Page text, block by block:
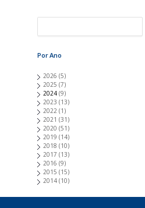
Por Ano
2026 (5)
2025 (7)
2024 (9)
2023 (13)
2022 (1)
2021 (31)
2020 (51)
2019 (14)
2018 (10)
2017 (13)
2016 (9)
2015 (15)
2014 (10)